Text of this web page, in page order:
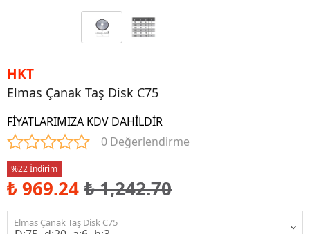
HKT
Elmas Çanak Taş Disk C75
FİYATLARIMIZA KDV DAHİLDİR
0 Değerlendirme
%22 İndirim
₺ 969.24 ₺ 1,242.70
Elmas Çanak Taş Disk C75